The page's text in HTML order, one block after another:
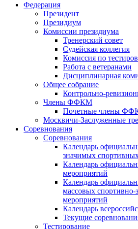
Федерация
Президент
Президиум
Комиссии президиума
Тренерский совет
Судейская коллегия
Комиссия по
Работа с ветеранами
Дисциплинарная
Общее собрание
Контрольно-
Члены ФФКМ
Почетные члены
Москвичи-Заслуженные
Соревнования
Соревнования
Календарь
значимых
Календарь
мероприятий
Календарь
массовых
мероприятий
Календарь
Текущие
Тестирование